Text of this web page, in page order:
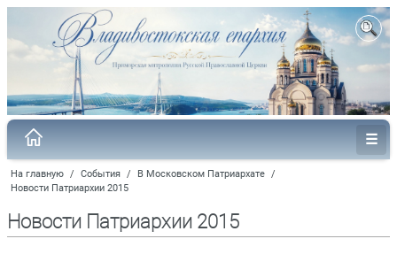
На главную / События / В Московском Патриархате /
Новости Патриархии 2015
Новости Патриархии 2015